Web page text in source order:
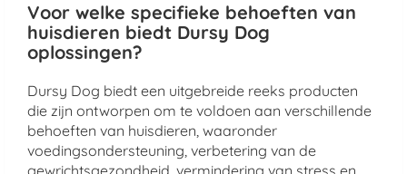
Voor welke specifieke behoeften van
huisdieren biedt Dursy Dog
oplossingen?
Dursy Dog biedt een uitgebreide reeks producten
die zijn ontworpen om te voldoen aan verschillende
behoeften van huisdieren, waaronder
voedingsondersteuning, verbetering van de
gewrichtsgezondheid, vermindering van stress en